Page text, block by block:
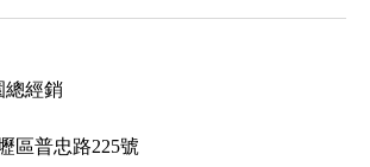
總經銷
區普忠路225號